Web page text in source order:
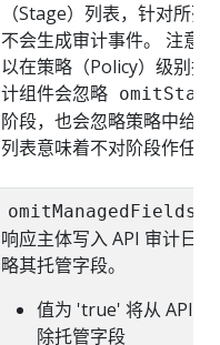
（Stage）列表，针对所列
不会生成审计事件。 注意
以在策略（Policy）级别指
计组件会忽略
阶段，也会忽略策略中给
列表意味着不对阶段作任何
omitManagedFields
响应主体写入 API 审计日
略其托管字段。
值为 'true' 将从 API
除托管字段